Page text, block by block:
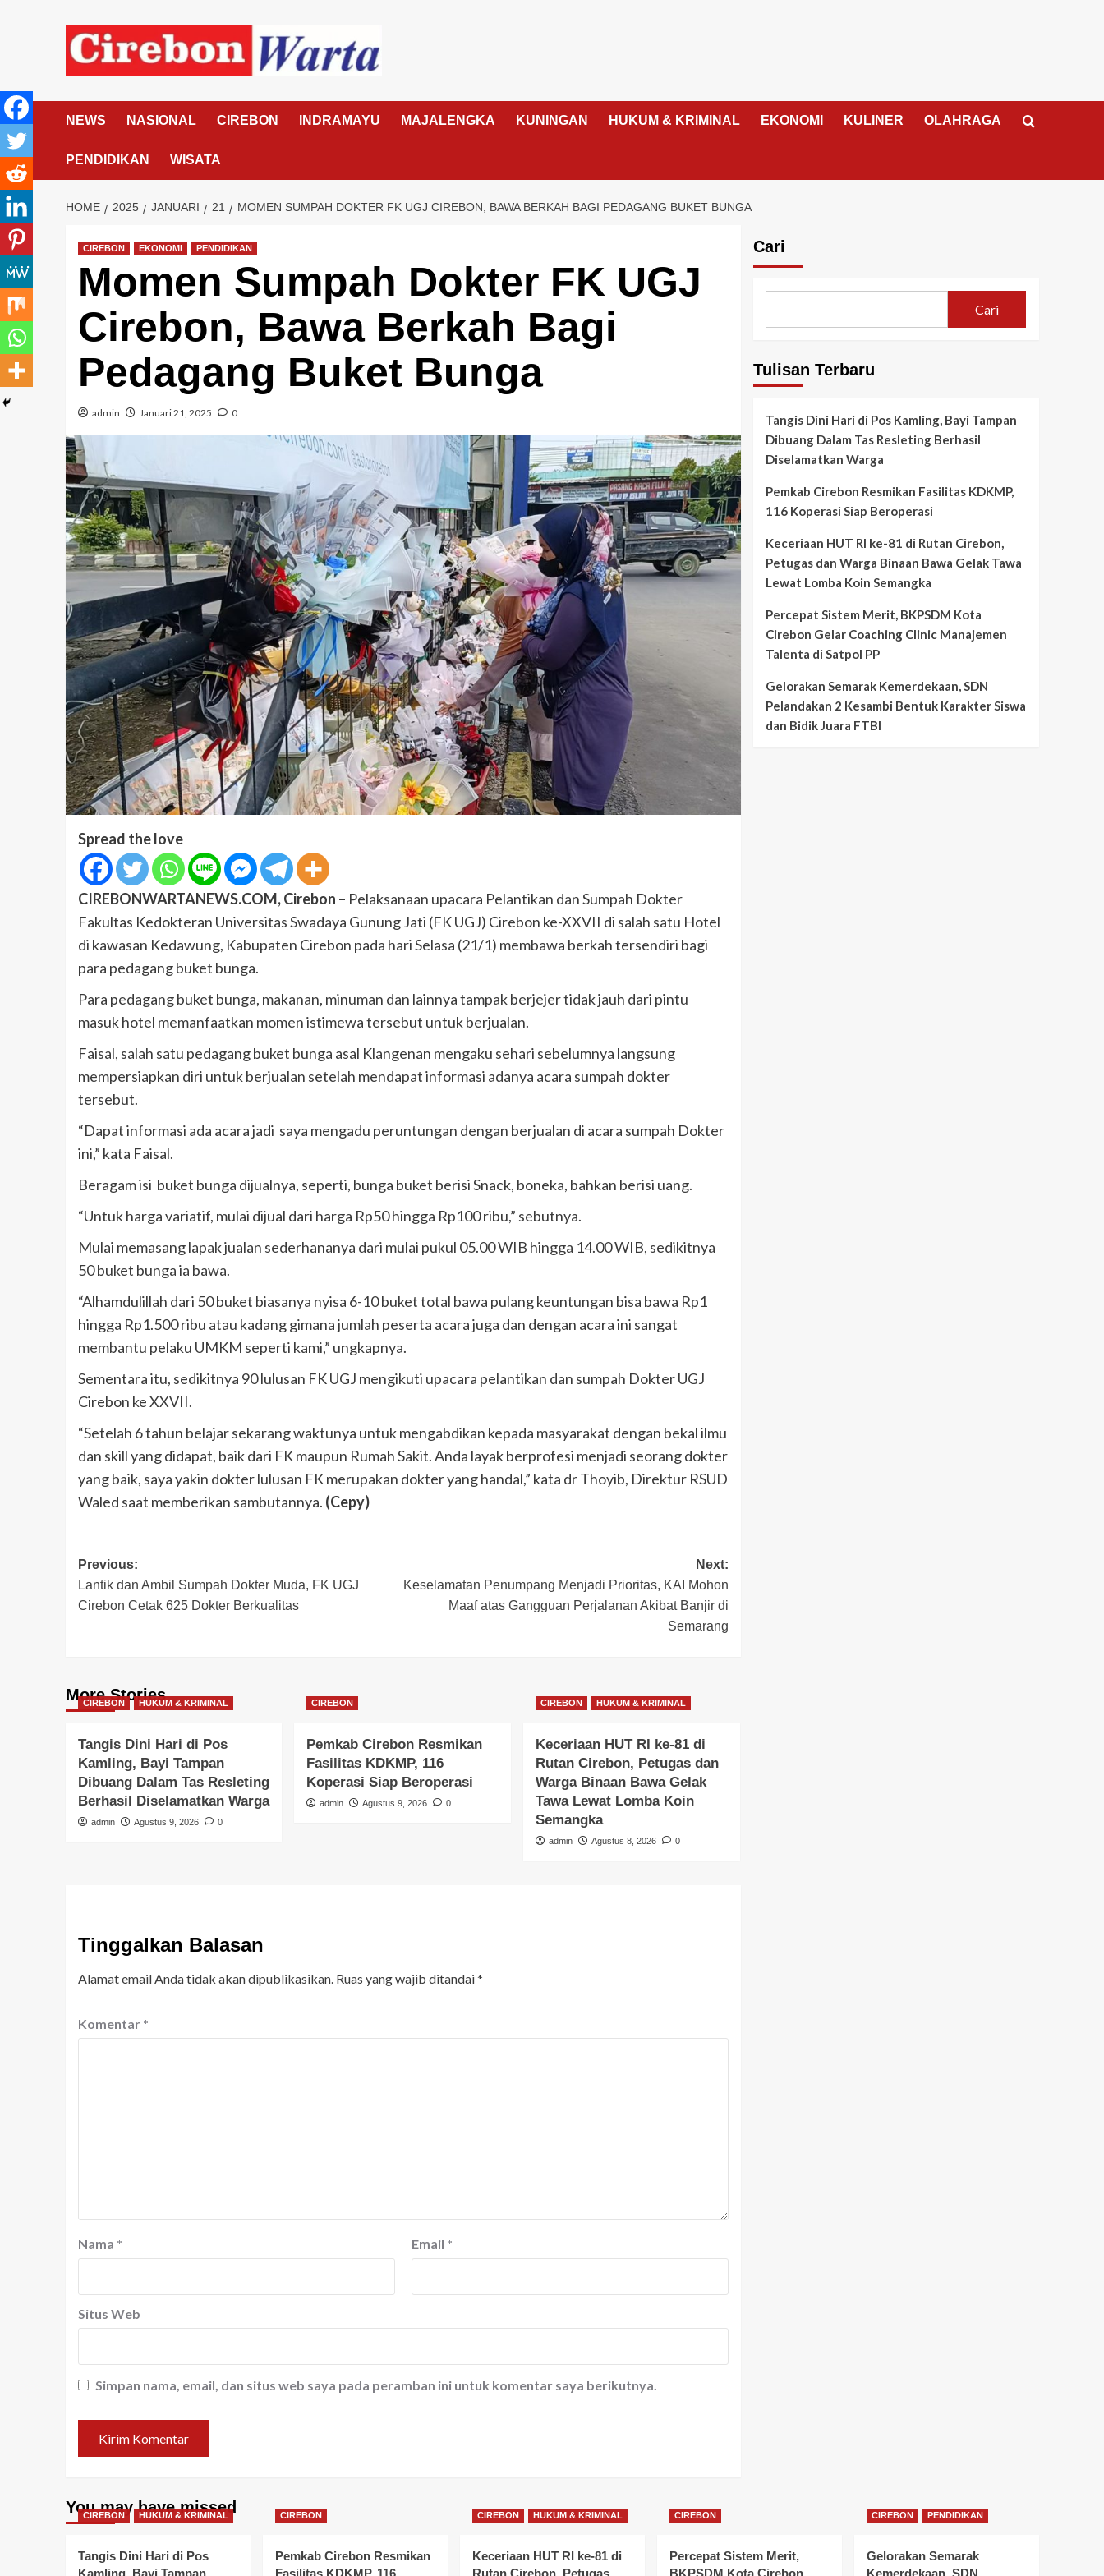
NEWS NASIONAL CIREBON INDRAMAYU MAJALENGKA KUNINGAN HUKUM & KRIMINAL EKONOMI KULINER OLAHRAGA
PENDIDIKAN WISATA
HOME 2025 JANUARI 21 MOMEN SUMPAH DOKTER FK UGJ CIREBON, BAWA BERKAH BAGI PEDAGANG BUKET BUNGA
CIREBON EKONOMI PENDIDIKAN
Momen Sumpah Dokter FK UGJ
Cirebon, Bawa Berkah Bagi
Pedagang Buket Bunga
admin Januari 21, 2025 0
Spread the love
CIREBONWARTANEWS.COM, Cirebon – Pelaksanaan upacara Pelantikan dan Sumpah Dokter
Fakultas Kedokteran Universitas Swadaya Gunung Jati (FK UGJ) Cirebon ke-XXVII di salah satu Hotel
di kawasan Kedawung, Kabupaten Cirebon pada hari Selasa (21/1) membawa berkah tersendiri bagi
para pedagang buket bunga.
Para pedagang buket bunga, makanan, minuman dan lainnya tampak berjejer tidak jauh dari pintu
masuk hotel memanfaatkan momen istimewa tersebut untuk berjualan.
Faisal, salah satu pedagang buket bunga asal Klangenan mengaku sehari sebelumnya langsung
mempersiapkan diri untuk berjualan setelah mendapat informasi adanya acara sumpah dokter
tersebut.
“Dapat informasi ada acara jadi saya mengadu peruntungan dengan berjualan di acara sumpah Dokter
ini,” kata Faisal.
Beragam isi buket bunga dijualnya, seperti, bunga buket berisi Snack, boneka, bahkan berisi uang.
“Untuk harga variatif, mulai dijual dari harga Rp50 hingga Rp100 ribu,” sebutnya.
Mulai memasang lapak jualan sederhananya dari mulai pukul 05.00 WIB hingga 14.00 WIB, sedikitnya
50 buket bunga ia bawa.
“Alhamdulillah dari 50 buket biasanya nyisa 6-10 buket total bawa pulang keuntungan bisa bawa Rp1
hingga Rp1.500 ribu atau kadang gimana jumlah peserta acara juga dan dengan acara ini sangat
membantu pelaku UMKM seperti kami,” ungkapnya.
Sementara itu, sedikitnya 90 lulusan FK UGJ mengikuti upacara pelantikan dan sumpah Dokter UGJ
Cirebon ke XXVII.
“Setelah 6 tahun belajar sekarang waktunya untuk mengabdikan kepada masyarakat dengan bekal ilmu
dan skill yang didapat, baik dari FK maupun Rumah Sakit. Anda layak berprofesi menjadi seorang dokter
yang baik, saya yakin dokter lulusan FK merupakan dokter yang handal,” kata dr Thoyib, Direktur RSUD
Waled saat memberikan sambutannya. (Cepy)
Post
navigation
Previous:
Lantik dan Ambil Sumpah Dokter Muda, FK UGJ
Cirebon Cetak 625 Dokter Berkualitas
Next:
Keselamatan Penumpang Menjadi Prioritas, KAI Mohon
Maaf atas Gangguan Perjalanan Akibat Banjir di
Semarang
More Stories
CIREBON HUKUM & KRIMINAL
Tangis Dini Hari di Pos
Kamling, Bayi Tampan
Dibuang Dalam Tas Resleting
Berhasil Diselamatkan Warga
admin Agustus 9, 2026 0
CIREBON
Pemkab Cirebon Resmikan
Fasilitas KDKMP, 116
Koperasi Siap Beroperasi
admin Agustus 9, 2026 0
CIREBON HUKUM & KRIMINAL
Keceriaan HUT RI ke-81 di
Rutan Cirebon, Petugas dan
Warga Binaan Bawa Gelak
Tawa Lewat Lomba Koin
Semangka
admin Agustus 8, 2026 0
Tinggalkan Balasan
Alamat email Anda tidak akan dipublikasikan. Ruas yang wajib ditandai*
Komentar *
Nama * Email *
Situs Web
Simpan nama, email, dan situs web saya pada peramban ini untuk komentar saya berikutnya.
Cari
Cari
Tulisan Terbaru
Tangis Dini Hari di Pos Kamling, Bayi Tampan
Dibuang Dalam Tas Resleting Berhasil
Diselamatkan Warga
Pemkab Cirebon Resmikan Fasilitas KDKMP,
116 Koperasi Siap Beroperasi
Keceriaan HUT RI ke-81 di Rutan Cirebon,
Petugas dan Warga Binaan Bawa Gelak Tawa
Lewat Lomba Koin Semangka
Percepat Sistem Merit, BKPSDM Kota
Cirebon Gelar Coaching Clinic Manajemen
Talenta di Satpol PP
Gelorakan Semarak Kemerdekaan, SDN
Pelandakan 2 Kesambi Bentuk Karakter Siswa
dan Bidik Juara FTBI
You may have missed
CIREBON HUKUM & KRIMINAL
Tangis Dini Hari di Pos
CIREBON
Pemkab Cirebon Resmikan
CIREBON HUKUM & KRIMINAL
Keceriaan HUT RI ke-81 di
CIREBON
Percepat Sistem Merit,
CIREBON PENDIDIKAN
Gelorakan Semarak